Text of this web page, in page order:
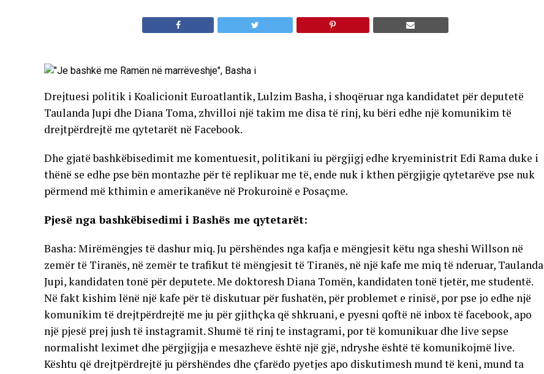
Drejtuesi politik i Koalicionit Euroatlantik, Lulzim Basha, i shoqëruar nga kandidatet për deputetë
Taulanda Jupi dhe Diana Toma, zhvilloi një takim me disa të rinj, ku bëri edhe një komunikim të
drejtpërdrejtë me qytetarët në Facebook.
Dhe gjatë bashkëbisedimit me komentuesit, politikani iu përgjigj edhe kryeministrit Edi Rama duke i
thënë se edhe pse bën montazhe për të replikuar me të, ende nuk i kthen përgjigje qytetarëve pse nuk
përmend më kthimin e amerikanëve në Prokuroinë e Posaçme.
Pjesë nga bashkëbisedimi i Bashës me qytetarët:
Basha: Mirëmëngjes të dashur miq. Ju përshëndes nga kafja e mëngjesit këtu nga sheshi Willson në
zemër të Tiranës, në zemër te trafikut të mëngjesit të Tiranës, në një kafe me miq të nderuar, Taulanda
Jupi, kandidaten tonë për deputete. Me doktoresh Diana Tomën, kandidaten tonë tjetër, me studentë.
Në fakt kishim lënë një kafe për të diskutuar për fushatën, për problemet e rinisë, por pse jo edhe një
komunikim të drejtpërdrejtë me ju për gjithçka që shkruani, e pyesni qoftë në inbox të facebook, apo
një pjesë prej jush të instagramit. Shumë të rinj te instagrami, por të komunikuar dhe live sepse
normalisht leximet dhe përgjigjja e mesazheve është një gjë, ndryshe është të komunikojmë live.
Kështu që drejtpërdrejtë ju përshëndes dhe çfarëdo pyetjes apo diskutimesh mund të keni, mund ta